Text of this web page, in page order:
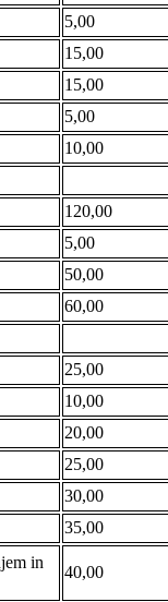
5,00
15,00
15,00
5,00
10,00
120,00
5,00
50,00
60,00
25,00
10,00
20,00
25,00
30,00
35,00
in
40,00